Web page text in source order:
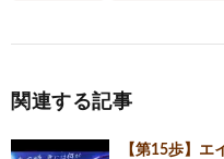
関連する記事
【第15歩】エ